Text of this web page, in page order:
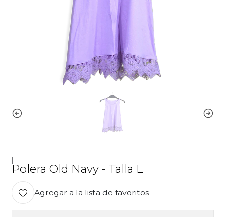
Polera Old Navy - Talla L
Agregar a la lista de favoritos